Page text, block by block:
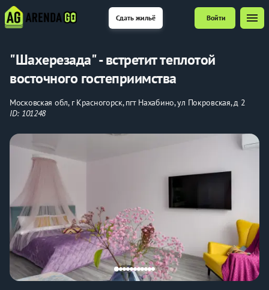
Сдать жильё Войти menu
"Шахерезада" - встретит теплотой
восточного гостеприимства
Московская обл, г Красногорск, пгт Нахабино, ул Покровская, д 2
ID: 101248